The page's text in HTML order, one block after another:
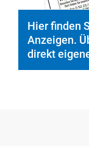
Hier finden
Anzeigen.
direkt